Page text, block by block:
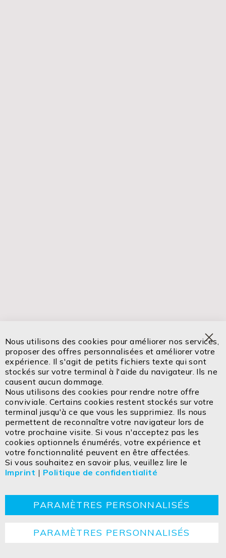
Nous utilisons des cookies pour améliorer nos services,
proposer des offres personnalisées et améliorer votre
expérience. Il s'agit de petits fichiers texte qui sont
stockés sur votre terminal à l'aide du navigateur. Ils ne
causent aucun dommage.
Nous utilisons des cookies pour rendre notre offre
conviviale. Certains cookies restent stockés sur votre
terminal jusqu'à ce que vous les supprimiez. Ils nous
permettent de reconnaître votre navigateur lors de
votre prochaine visite. Si vous n'acceptez pas les
cookies optionnels énumérés, votre expérience et
votre fonctionnalité peuvent en être affectées.
Si vous souhaitez en savoir plus, veuillez lire le
Imprint | Politique de confidentialité
PARAMÈTRES PERSONNALISÉS
PARAMÈTRES PERSONNALISÉS